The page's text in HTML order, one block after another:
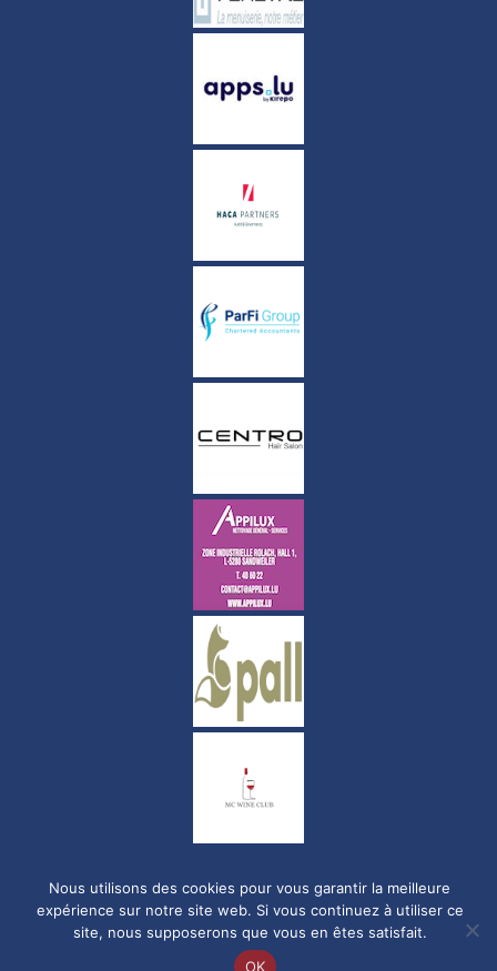
Politique de confidentialité
© Copyright 2023-2026 FC Luxembourg City. Tous droits réservés.
Nous utilisons des cookies pour vous garantir la meilleure
expérience sur notre site web. Si vous continuez à utiliser ce
site, nous supposerons que vous en êtes satisfait.
OK